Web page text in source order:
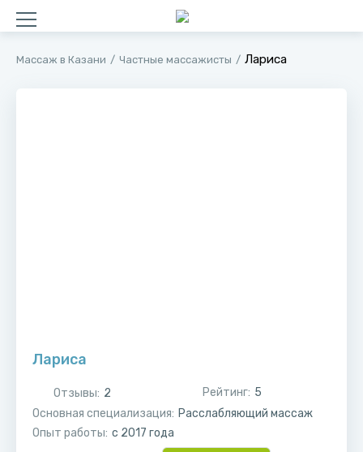
Массаж в Казани Частные массажисты Лариса
Лариса
Отзывы: 2 Рейтинг: 5
Основная специализация: Расслабляющий массаж
Опыт работы: с 2017 года